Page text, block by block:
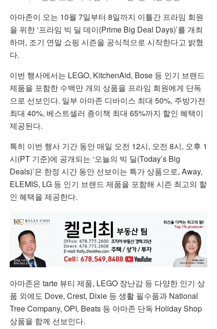
아마존이 오는 10월 7일부터 8일까지 이틀간 프라임 회원
을 위한 ‘프라임 빅 딜 데이(Prime Big Deal Days)’를 개최
하며, 조기 연말 쇼핑 시즌을 공식적으로 시작한다고 밝혔
다.
이번 행사에서는 LEGO, KitchenAid, Bose 등 인기 브랜드
제품을 포함한 수백만 개의 상품을 프라임 회원에게 단독
으로 선보인다. 일부 아마존 디바이스 최대 50%, 주방가전
최대 40%, 베스트셀러 종이책 최대 65%까지 할인 혜택이
제공된다.
특히 이번 행사 기간 동안 매일 오전 12시, 오전 8시, 오후 1
시(PT 기준)에 공개되는 ‘오늘의 빅 딜(Today’s Big
Deals)’은 한정 시간 동안 선보이는 특가 상품으로, Away,
ELEMIS, LG 등 인기 브랜드 제품을 포함해 시즌 최고의 할
인 혜택을 제공한다.
아마존은 tarte 뷰티 제품, LEGO 장난감 등 다양한 인기 상
품 외에도 Dove, Crest, Dixie 등 생활 필수품과 National
Tree Company, OPI, Beats 등 아마존 단독 Holiday Shop
상품을 함께 선보인다.